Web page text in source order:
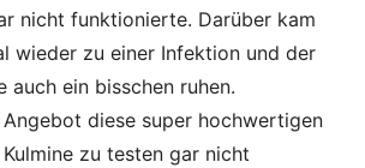
nicht funktionierte. Darüber kam
wieder zu einer Infektion und der
auch ein bisschen ruhen.
diese super hochwertigen
zu testen gar nicht